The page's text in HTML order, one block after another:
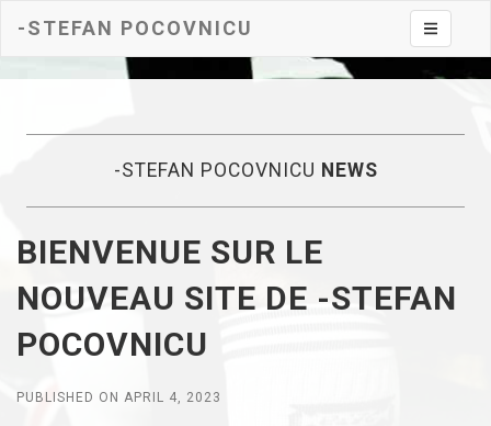
-STEFAN POCOVNICU Toggle
-STEFAN POCOVNICU NEWS
BIENVENUE SUR LE
NOUVEAU SITE DE -STEFAN
POCOVNICU
PUBLISHED ON APRIL 4, 2023